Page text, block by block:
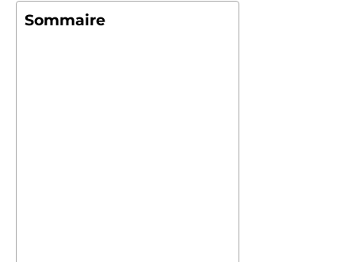
Sommaire